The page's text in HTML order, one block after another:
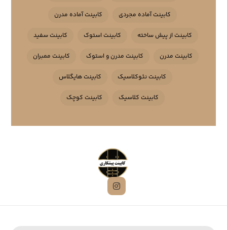
کابینت آماده مجردی کابینت آماده مدرن
کابینت از پیش ساخته کابینت استوک کابینت سفید
کابینت مدرن کابینت مدرن و استوک کابینت ممبران
کابینت نئوکلاسیک کابینت هایگلاس
کابینت کلاسیک کابینت کوچک